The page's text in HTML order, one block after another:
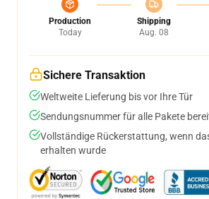
Production
Today
Shipping
Aug. 08
Sichere Transaktion
Weltweite Lieferung bis vor Ihre Tür
Sendungsnummer für alle Pakete
Vollständige Rückerstattung, wenn
erhalten wurde